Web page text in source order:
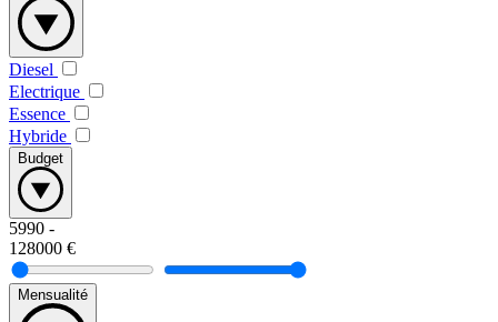
Diesel
Electrique
Essence
Hybride
Budget
5990 -
128000 €
Mensualité